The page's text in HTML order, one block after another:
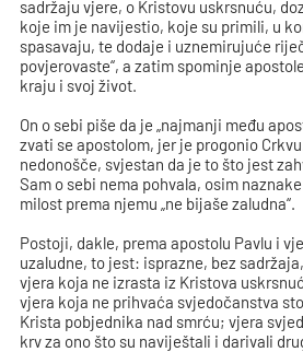
sadržaju vjere, o Kristovu uskrsnuću,
koje im je navijestio, koje su primili, u
spasavaju, te dodaje i uznemirujuće
povjerovaste“, a zatim spominje
kraju i svoj život.
On o sebi piše da je „najmanji među
zvati se apostolom, jer je progonio
nedonošče, svjestan da je to što jest
Sam o sebi nema pohvala, osim
milost prema njemu „ne bijaše zaludna“.
Postoji, dakle, prema apostolu Pavlu i
uzaludne, to jest: isprazne, bez
vjera koja ne izrasta iz Kristova
vjera koja ne prihvaća svjedočanstva
Krista pobjednika nad smrću; vjera
krv za ono što su naviještali i darivali